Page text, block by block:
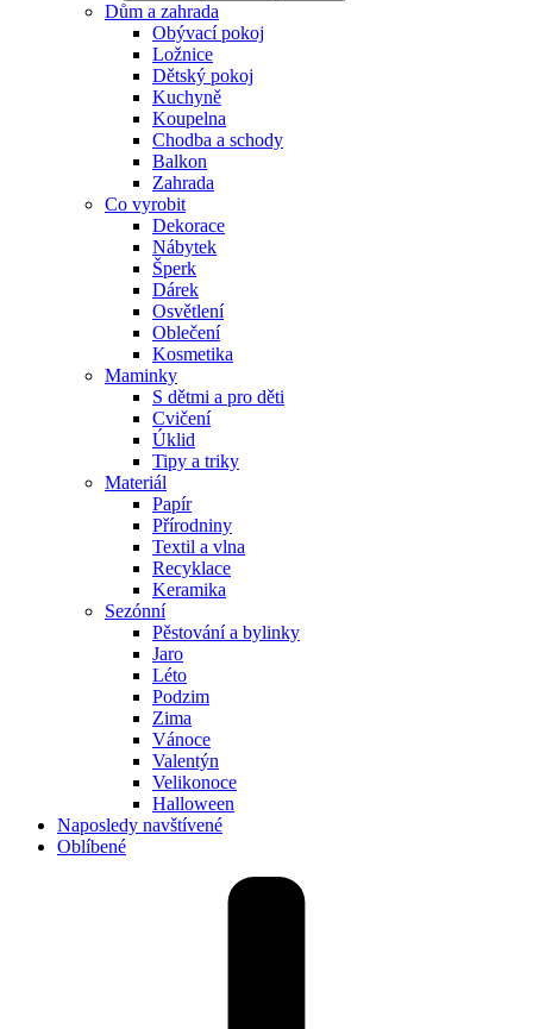
Dům a zahrada
Obývací pokoj
Ložnice
Dětský pokoj
Kuchyně
Koupelna
Chodba a schody
Balkon
Zahrada
Co vyrobit
Dekorace
Nábytek
Šperk
Dárek
Osvětlení
Oblečení
Kosmetika
Maminky
S dětmi a pro děti
Cvičení
Úklid
Tipy a triky
Materiál
Papír
Přírodniny
Textil a vlna
Recyklace
Keramika
Sezónní
Pěstování a bylinky
Jaro
Léto
Podzim
Zima
Vánoce
Valentýn
Velikonoce
Halloween
Naposledy navštívené
Oblíbené